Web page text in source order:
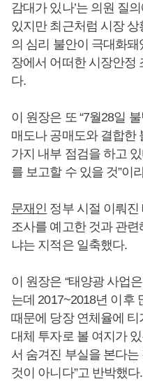
감대가 있나’는 의원 질
있지만 최근처럼 시장
의 심리 불안이 극대화
장에서 어떠한 시장안정
다.
이 원장은 또 “7월28일
매도나 공매도와 결합한
가지 내부 점검을 하고
를 보고할 수 있을 것”이
문재인 정부 시절 이뤄
조사를 예고한 것과 관련
냐는 지적은 일축했다.
이 원장은 “태양광 사업
는데 2017~2018년 이후
때문에 당장 연체율에 티
대체 투자로 볼 여지가
서 숨겨진 부실을 본다
것이 아니다”고 반박했다.